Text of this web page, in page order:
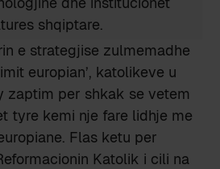
shqiptare.
e strategjise zulmemadhe
europian’, katolikeve u
zaptim per shkak se vetem
tyre kemi nje fare lidhje me
Flas ketu per
Katolik i cili na